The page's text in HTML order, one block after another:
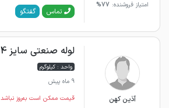
امتیاز فروشنده: 77%
تماس گفتگو
آذین کهن
لوله صنعتی سایز 1/1.4 ضخامت 2.5
واحد : کیلوگرم
9 ماه پیش
قیمت ممکن است به‌روز نباشد